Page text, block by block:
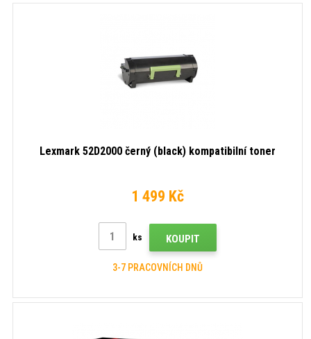
Lexmark 52D2000 černý (black) kompatibilní toner
1 499 Kč
ks KOUPIT
3-7 PRACOVNÍCH DNŮ